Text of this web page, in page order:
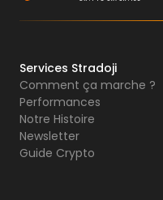
Services Stradoji
Comment ça marche ?
Performances
Notre Histoire
Newsletter
Guide Crypto